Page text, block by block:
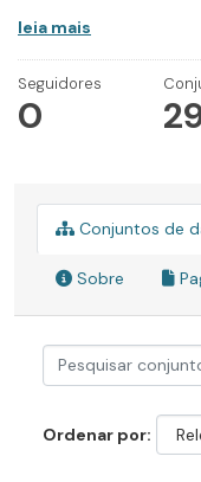
leia mais
Seguidores
0
Conjuntos de
Sobre
Ordenar por